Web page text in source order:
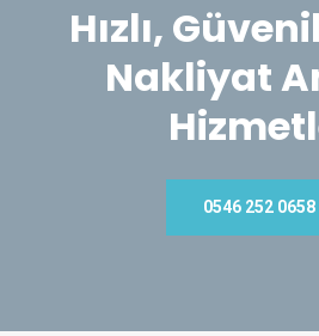
Hızlı,
Nakliyat
0546 252 0658